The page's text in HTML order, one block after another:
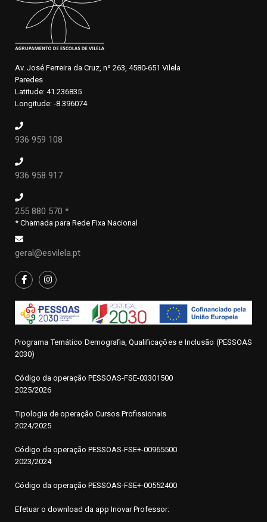
Av. José Ferreira da Cruz, nº 263, 4580-651 Vilela
Paredes
Latitude: 41.236835
Longitude: -8.396074
936 959 108
936 958 917
255 880 570 *
* Chamada para Rede Fixa Nacional
geral@esvilela.pt
Programa Temático Demografia, Qualificações e Inclusão (PESSOAS
2030)
Código da operação PESSOAS-FSE-03301500
2025/2026
Tipologia de operação Cursos Profissionais
2024/2025
Código da operação PESSOAS-FSE+-00965500
2023/2024
Código da operação PESSOAS-FSE+-00552400
Efetuar o download da app Inovar Professor: